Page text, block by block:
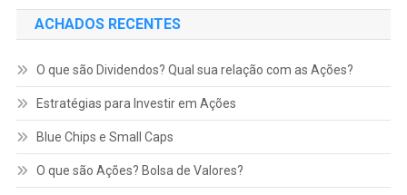
ACHADOS RECENTES
O que são Dividendos? Qual sua relação com as Ações?
Estratégias para Investir em Ações
Blue Chips e Small Caps
O que são Ações? Bolsa de Valores?